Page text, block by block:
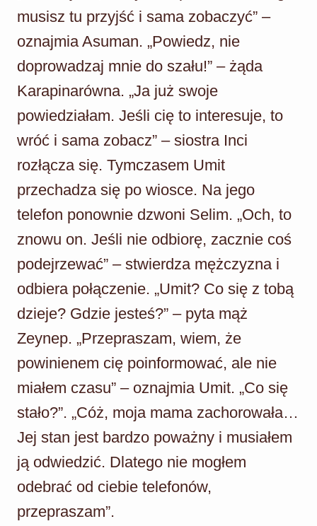
musisz tu przyjść i sama zobaczyć” –
oznajmia Asuman. „Powiedz, nie
doprowadzaj mnie do szału!” – żąda
Karapinarówna. „Ja już swoje
powiedziałam. Jeśli cię to interesuje, to
wróć i sama zobacz” – siostra Inci
rozłącza się. Tymczasem Umit
przechadza się po wiosce. Na jego
telefon ponownie dzwoni Selim. „Och, to
znowu on. Jeśli nie odbiorę, zacznie coś
podejrzewać” – stwierdza mężczyzna i
odbiera połączenie. „Umit? Co się z tobą
dzieje? Gdzie jesteś?” – pyta mąż
Zeynep. „Przepraszam, wiem, że
powinienem cię poinformować, ale nie
miałem czasu” – oznajmia Umit. „Co się
stało?”. „Cóż, moja mama zachorowała…
Jej stan jest bardzo poważny i musiałem
ją odwiedzić. Dlatego nie mogłem
odebrać od ciebie telefonów,
przepraszam”.